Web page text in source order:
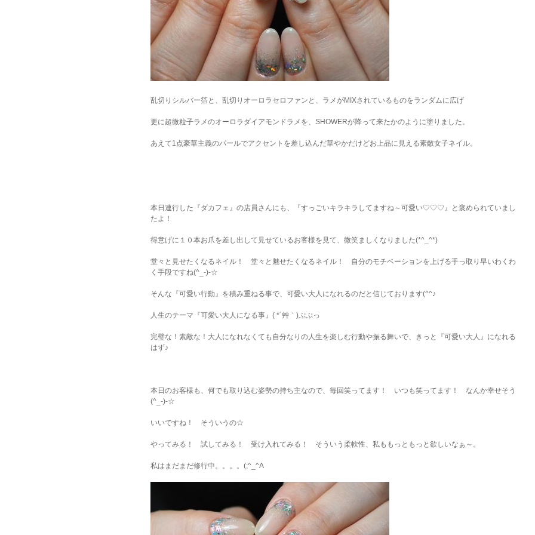
乱切りシルバー箔と、乱切りオーロラセロファンと、ラメがMIXされているものをランダムに広げ
更に超微粒子ラメのオーロラダイアモンドラメを、SHOWERが降って来たかのように塗りました。
あえて1点豪華主義のパールでアクセントを差し込んだ華やかだけどお上品に見える素敵女子ネイル。
本日連行した『ダカフェ』の店員さんにも、『すっごいキラキラしてますね～可愛い♡♡♡』と褒められていまし
たよ！
得意げに１０本お爪を差し出して見せているお客様を見て、微笑ましくなりました(*^_^*)
堂々と見せたくなるネイル！ 堂々と魅せたくなるネイル！ 自分のモチベーションを上げる手っ取り早いわくわ
く手段ですね(^_-)-☆
そんな『可愛い行動』を積み重ねる事で、可愛い大人になれるのだと信じております(^^♪
人生のテーマ『可愛い大人になる事』( *´艸｀)ぷぷっ
完璧な！素敵な！大人になれなくても自分なりの人生を楽しむ行動や振る舞いで、きっと『可愛い大人』になれる
はず♪
本日のお客様も、何でも取り込む姿勢の持ち主なので、毎回笑ってます！ いつも笑ってます！ なんか幸せそう
(^_-)-☆
いいですね！ そういうの☆
やってみる！ 試してみる！ 受け入れてみる！ そういう柔軟性、私ももっともっと欲しいなぁ～。
私はまだまだ修行中。。。。(;^_^A